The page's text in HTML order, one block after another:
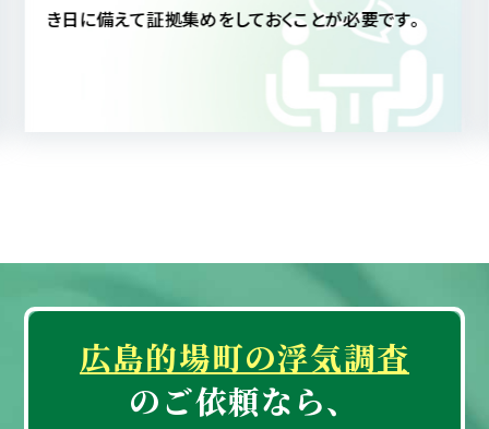
にしても、真実を知ることによって配偶者への信頼も
広島的場町の浮気調査
のご依頼なら、